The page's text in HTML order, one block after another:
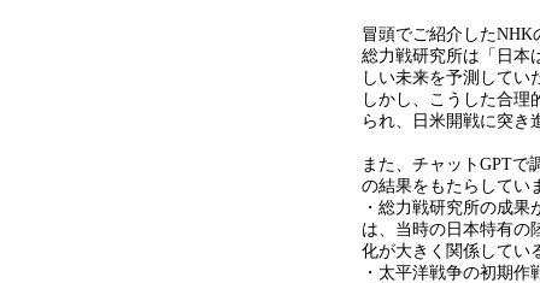
冒頭でご紹介したNHK
総力戦研究所は「日本
しい未来を予測してい
しかし、こうした合理
られ、日米開戦に突き
また、チャット GPTで
の結果をもたらしてい
・総力戦研究所の成
は、当時の日本特有の
化が大きく関係してい
・太平洋戦争の初期